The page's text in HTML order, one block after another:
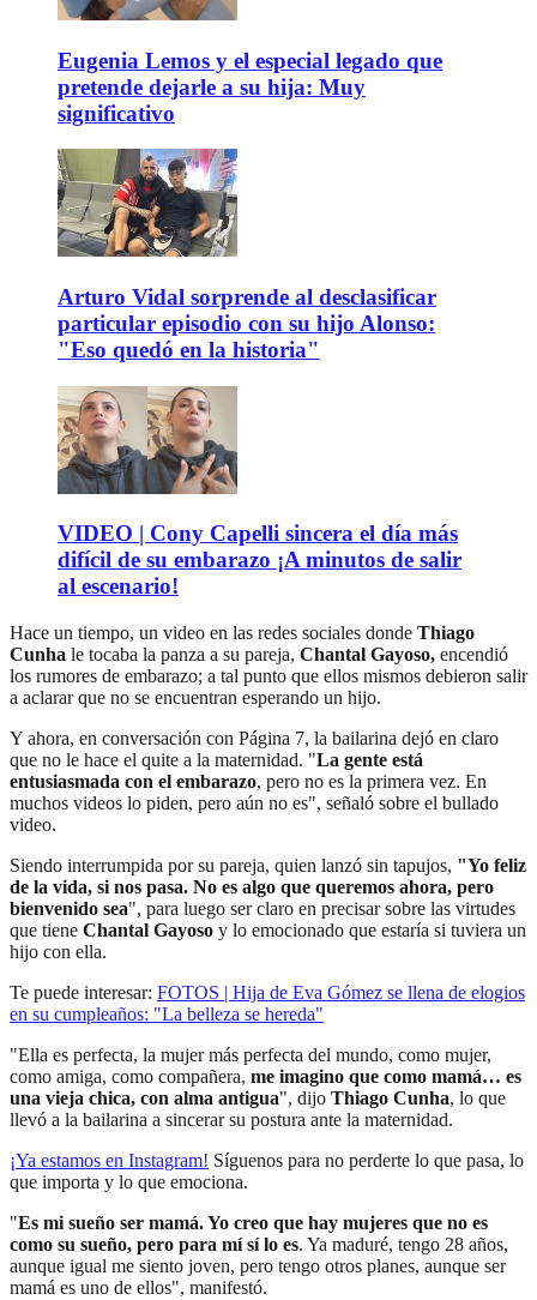
Eugenia Lemos y el especial legado que
pretende dejarle a su hija: Muy
significativo
Arturo Vidal sorprende al desclasificar
particular episodio con su hijo Alonso:
"Eso quedó en la historia"
VIDEO | Cony Capelli sincera el día más
difícil de su embarazo ¡A minutos de salir
al escenario!
Hace un tiempo, un video en las redes sociales donde Thiago
Cunha le tocaba la panza a su pareja, Chantal Gayoso, encendió
los rumores de embarazo; a tal punto que ellos mismos debieron salir
a aclarar que no se encuentran esperando un hijo.
Y ahora, en conversación con Página 7, la bailarina dejó en claro
que no le hace el quite a la maternidad. "La gente está
entusiasmada con el embarazo, pero no es la primera vez. En
muchos videos lo piden, pero aún no es", señaló sobre el bullado
video.
Siendo interrumpida por su pareja, quien lanzó sin tapujos, "Yo feliz
de la vida, si nos pasa. No es algo que queremos ahora, pero
bienvenido sea", para luego ser claro en precisar sobre las virtudes
que tiene Chantal Gayoso y lo emocionado que estaría si tuviera un
hijo con ella.
Te puede interesar: FOTOS | Hija de Eva Gómez se llena de elogios
en su cumpleaños: "La belleza se hereda"
"Ella es perfecta, la mujer más perfecta del mundo, como mujer,
como amiga, como compañera, me imagino que como mamá… es
una vieja chica, con alma antigua", dijo Thiago Cunha, lo que
llevó a la bailarina a sincerar su postura ante la maternidad.
¡Ya estamos en Instagram! Síguenos para no perderte lo que pasa, lo
que importa y lo que emociona.
"Es mi sueño ser mamá. Yo creo que hay mujeres que no es
como su sueño, pero para mí sí lo es. Ya maduré, tengo 28 años,
aunque igual me siento joven, pero tengo otros planes, aunque ser
mamá es uno de ellos", manifestó.